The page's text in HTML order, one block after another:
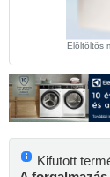
Elöltöltős
Kifutott